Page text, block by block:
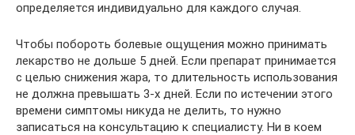
определяется индивидуально для каждого случая.
Чтобы побороть болевые ощущения можно принимать
лекарство не дольше 5 дней. Если препарат принимается
с целью снижения жара, то длительность использования
не должна превышать 3-х дней. Если по истечении этого
времени симптомы никуда не делить, то нужно
записаться на консультацию к специалисту. Ни в коем